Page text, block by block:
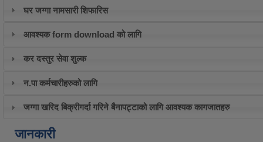
घर जग्गा नामसारी शिफारिस
आवश्यक form download को लागि
कर दस्तुर सेवा शुल्क
न.पा कर्मचारीहरुको लागि
जग्गा खरिद बिक्रीगर्दा गरिने बैनापट्टाको लागि आवश्यक कागजातहरु
जानकारी